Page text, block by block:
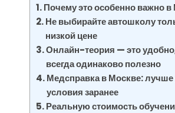
Почему это особенно важно
Не выбирайте автошколу
низкой цене
Онлайн-теория — это
всегда одинаково полезно
Медсправка в Москве: лучше
условия заранее
Реальную стоимость